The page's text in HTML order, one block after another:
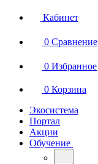
Кабинет
0 Сравнение
0 Избранное
0 Корзина
Экосистема
Портал
Акции
Обучение